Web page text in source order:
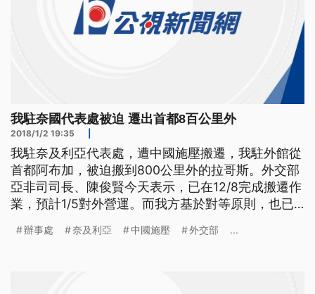
我駐奈國代表處被迫 遷出首都8百公里外
2018/1/2 19:35
我駐奈及利亞代表處，遭中國施壓搬遷，我駐外館從
首都阿布加，被迫搬到800公里外的拉哥斯。外交部
亞非司司長、陳俊賢今天表示，已在12/8完成搬遷作
業，預計1/5對外營運。而我方基於對等原則，也已
旅遊禁令、施壓我友邦帛琉與我斷交，已被帛琉總統
辦事處 奈及利亞 中國施壓 外交部 ...